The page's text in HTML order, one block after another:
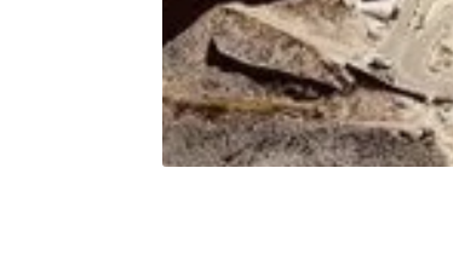
Sporta Mon Ventoux
Shirt - Unisex 2024
€30,00